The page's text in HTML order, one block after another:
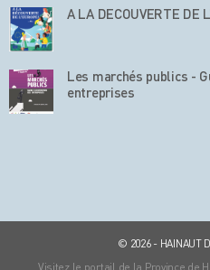
A LA DECOUVERTE DE
Les marchés publics -
entreprises
© 2026 - HAINAUT
Visitez le portail de la Province de